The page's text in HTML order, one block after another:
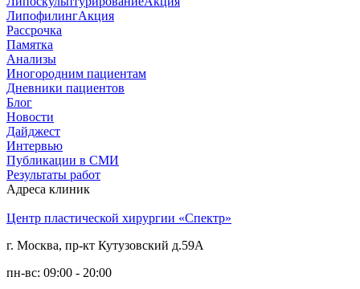
ЛипофилингАкция
Рассрочка
Памятка
Анализы
Иногородним пациентам
Дневники пациентов
Блог
Новости
Дайджест
Интервью
Публикации в СМИ
Результаты работ
Адреса клиник
Центр пластической хирургии «Спектр»
г. Москва, пр-кт Кутузовский д.59А
пн-вс: 09:00 - 20:00